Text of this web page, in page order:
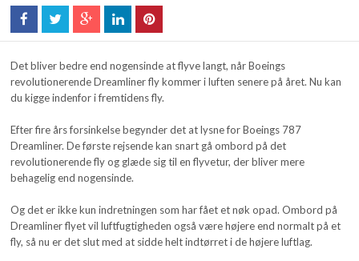
Det bliver bedre end nogensinde at flyve langt, når Boeings
revolutionerende Dreamliner fly kommer i luften senere på året. Nu kan
du kigge indenfor i fremtidens fly.
Efter fire års forsinkelse begynder det at lysne for Boeings 787
Dreamliner. De første rejsende kan snart gå ombord på det
revolutionerende fly og glæde sig til en flyvetur, der bliver mere
behagelig end nogensinde.
Og det er ikke kun indretningen som har fået et nøk opad. Ombord på
Dreamliner flyet vil luftfugtigheden også være højere end normalt på et
fly, så nu er det slut med at sidde helt indtørret i de højere luftlag.